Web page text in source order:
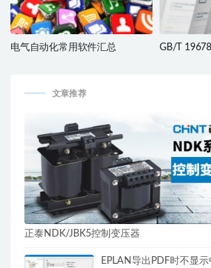
电气自动化常用软件汇总
GB/T
文章推荐
正泰NDK/JBK5控制变压器
EPLAN导出PDF时不显示